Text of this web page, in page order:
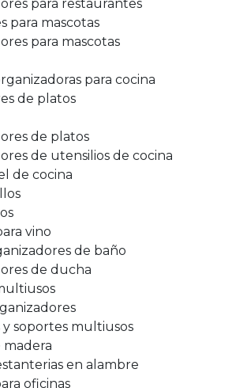
para restaurantes
para mascotas
para mascotas
para cocina
de platos
de platos
de utensilios de cocina
de cocina
vino
de baño
de ducha
y soportes multiusos
madera
en alambre
oficinas